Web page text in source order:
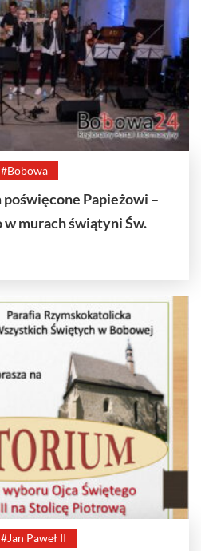
#Bobowa
Papieżowi –
w murach świątyni Św.
#Jan Paweł II